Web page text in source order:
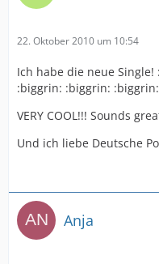
22. Oktober 2010 um 10:54
Ich habe die neue
:biggrin: :biggrin:
VERY COOL!!! Sounds
Und ich liebe Deutsche
Anja